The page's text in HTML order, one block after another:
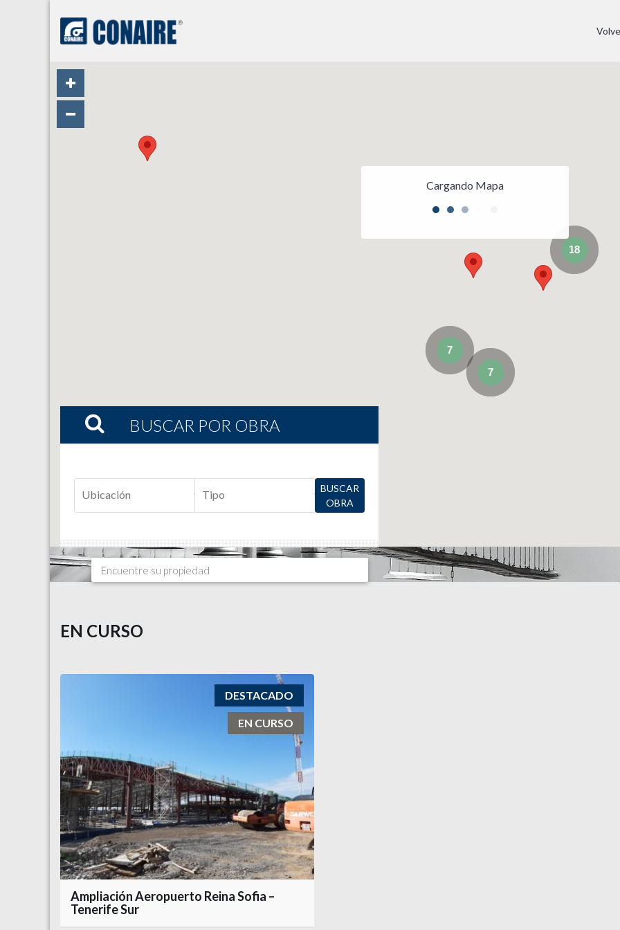
7
18
7
Cargando Mapa
BUSCAR POR OBRA
Ubicación Tipo
BUSCAR
OBRA
EN CURSO
DESTACADO
EN CURSO
Ampliación Aeropuerto Reina Sofia –
Tenerife Sur